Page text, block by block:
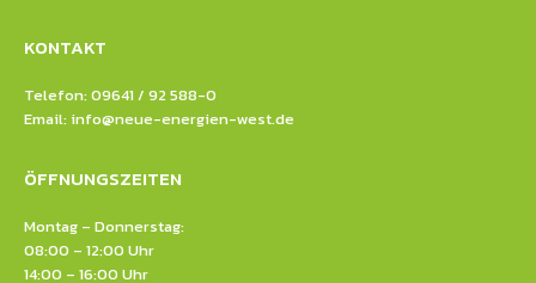
KONTAKT
Telefon: 09641 / 92 588-0
Email: info@neue-energien-west.de
ÖFFNUNGSZEITEN
Montag – Donnerstag:
08:00 – 12:00 Uhr
14:00 – 16:00 Uhr